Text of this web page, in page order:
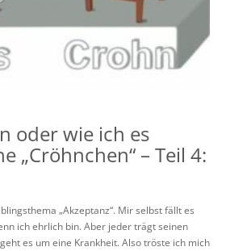
oder wie ich es
„Cröhnchen“ – Teil 4:
„Akzeptanz“. Mir selbst fällt es
ich ehrlich bin. Aber jeder trägt seinen
es um eine Krankheit. Also tröste ich mich